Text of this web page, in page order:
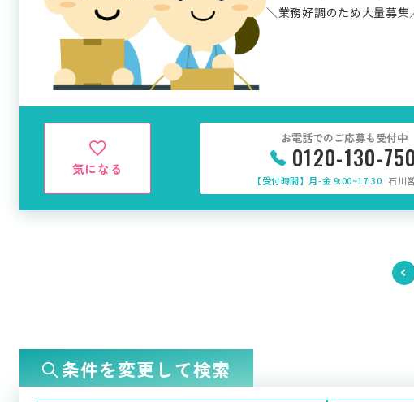
＼業務好調のため大量募集
気になる
お電話でのご応募も受付中
0120-130-750
【受付時間】月-金 9:00~17:30 石川
条件を変更して検索